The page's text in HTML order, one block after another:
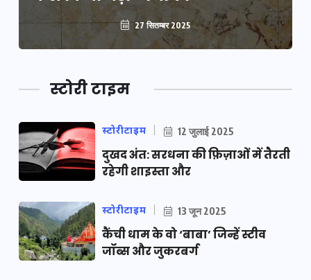
27 सितम्बर 2025
स्टोरी टाइम
स्टोरीटाइम 12 जुलाई 2025
दुखद अंत: सरधना की फ़िज़ाओं में तैरती
रहेगी शाइस्ता और
स्टोरीटाइम 13 जून 2025
कैंची धाम के वो ‘बाबा’ जिन्हें स्टीव
जॉब्स और जुकरबर्ग